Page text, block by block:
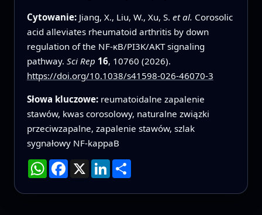
Cytowanie: Jiang, X., Liu, W., Xu, S. et al. Corosolic
acid alleviates rheumatoid arthritis by down
regulation of the NF-κB/PI3K/AKT signaling
pathway. Sci Rep 16, 10760 (2026).
https://doi.org/10.1038/s41598-026-46070-3
Słowa kluczowe: reumatoidalne zapalenie
stawów, kwas corosolowy, naturalne związki
przeciwzapalne, zapalenie stawów, szlak
sygnałowy NF-kappaB
WhatsApp
Facebook
X LinkedInPodziel
się